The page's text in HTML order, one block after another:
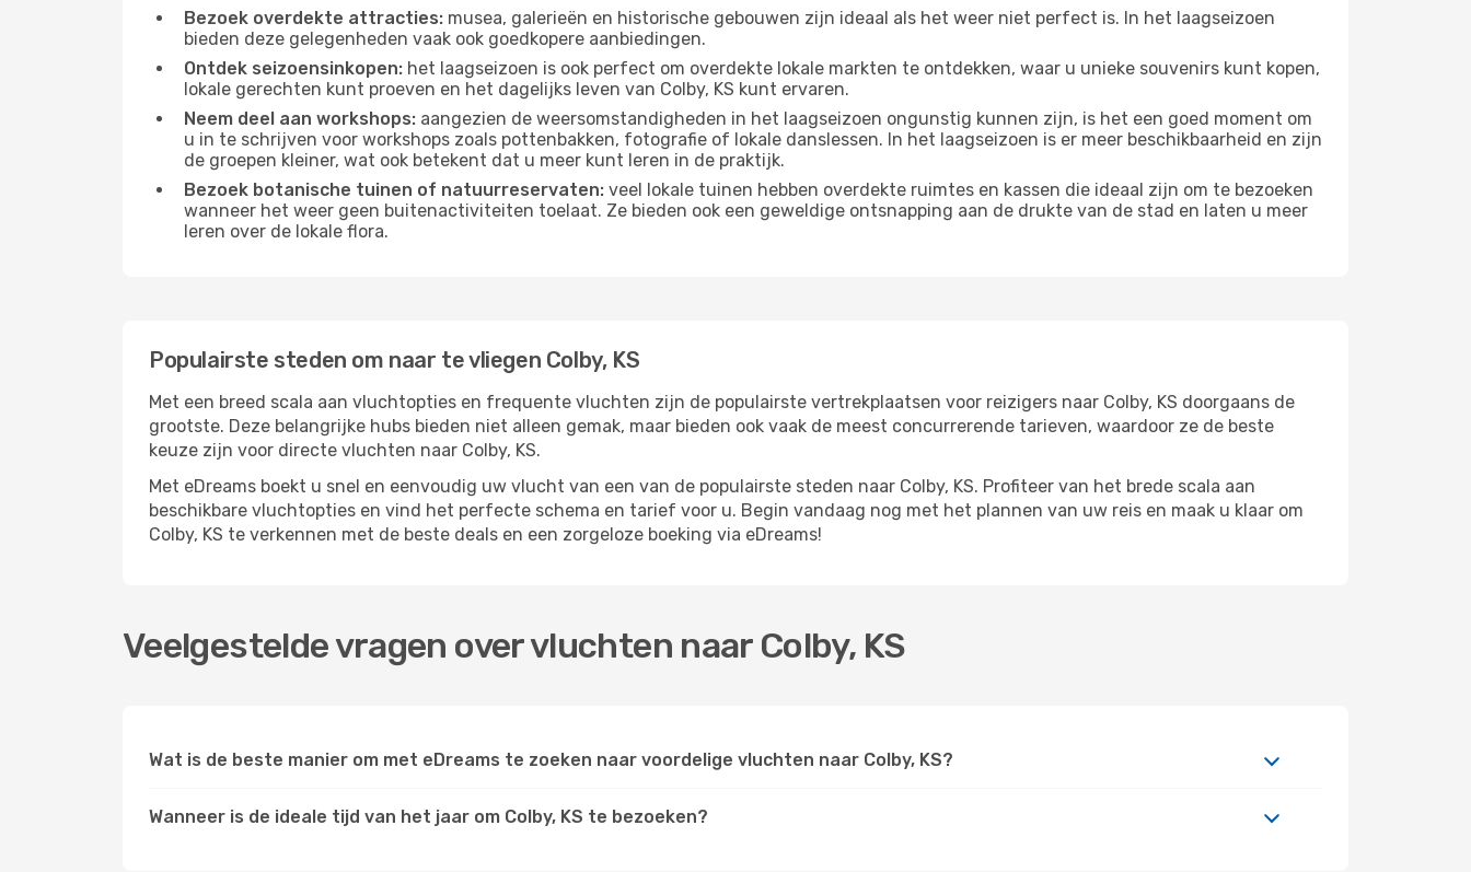
Bezoek overdekte attracties: musea, galerieën en historische gebouwen zijn ideaal als het weer niet perfect is. In het laagseizoen
bieden deze gelegenheden vaak ook goedkopere aanbiedingen.
Ontdek seizoensinkopen: het laagseizoen is ook perfect om overdekte lokale markten te ontdekken, waar u unieke souvenirs kunt kopen,
lokale gerechten kunt proeven en het dagelijks leven van Colby, KS kunt ervaren.
Neem deel aan workshops: aangezien de weersomstandigheden in het laagseizoen ongunstig kunnen zijn, is het een goed moment om
u in te schrijven voor workshops zoals pottenbakken, fotografie of lokale danslessen. In het laagseizoen is er meer beschikbaarheid en zijn
de groepen kleiner, wat ook betekent dat u meer kunt leren in de praktijk.
Bezoek botanische tuinen of natuurreservaten: veel lokale tuinen hebben overdekte ruimtes en kassen die ideaal zijn om te bezoeken
wanneer het weer geen buitenactiviteiten toelaat. Ze bieden ook een geweldige ontsnapping aan de drukte van de stad en laten u meer
leren over de lokale flora.
Populairste steden om naar te vliegen Colby, KS
Met een breed scala aan vluchtopties en frequente vluchten zijn de populairste vertrekplaatsen voor reizigers naar Colby, KS doorgaans de
grootste. Deze belangrijke hubs bieden niet alleen gemak, maar bieden ook vaak de meest concurrerende tarieven, waardoor ze de beste
keuze zijn voor directe vluchten naar Colby, KS.
Met eDreams boekt u snel en eenvoudig uw vlucht van een van de populairste steden naar Colby, KS. Profiteer van het brede scala aan
beschikbare vluchtopties en vind het perfecte schema en tarief voor u. Begin vandaag nog met het plannen van uw reis en maak u klaar om
Colby, KS te verkennen met de beste deals en een zorgeloze boeking via eDreams!
Veelgestelde vragen over vluchten naar Colby, KS
Wat is de beste manier om met eDreams te zoeken naar voordelige vluchten naar Colby, KS?
Wanneer is de ideale tijd van het jaar om Colby, KS te bezoeken?